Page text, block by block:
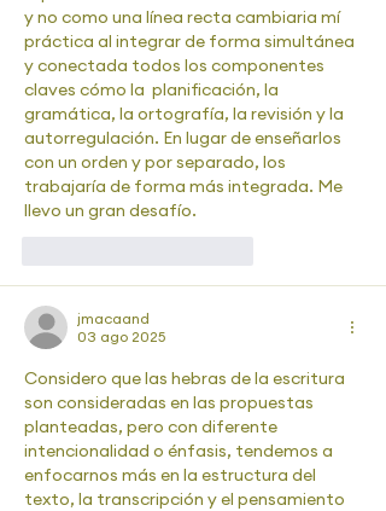
y no como una línea recta cambiaria mí
práctica al integrar de forma simultánea
y conectada todos los componentes
claves cómo la  planificación, la
gramática, la ortografía, la revisión y la
autorregulación. En lugar de enseñarlos
con un orden y por separado, los
trabajaría de forma más integrada. Me
llevo un gran desafío.
jmacaand
03 ago 2025
Considero que las hebras de la escritura
son consideradas en las propuestas
planteadas, pero con diferente
intencionalidad o énfasis, tendemos a
enfocarnos más en la estructura del
texto, la transcripción y el pensamiento